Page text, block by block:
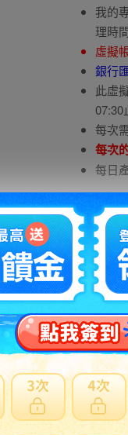
我的
理時
虛擬
銀行
此虛
07:30
每次
每次
每日
超商代碼繳費
使用
繳費
每筆
超商
信用卡付款
僅限
限使
若取